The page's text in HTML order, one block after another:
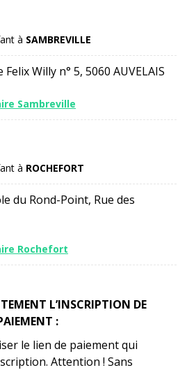
à SAMBREVILLE
Felix Willy n° 5, 5060 AUVELAIS
Sambreville
à ROCHEFORT
du Rond-Point, Rue des
Rochefort
L’INSCRIPTION DE
:
le lien de paiement qui
Attention ! Sans